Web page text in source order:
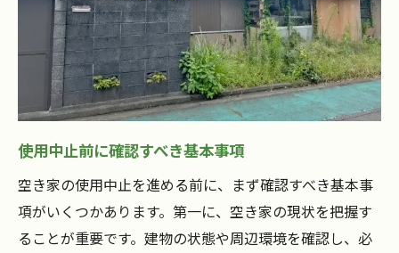
使用中止前に確認すべき基本事項
空き家の使用中止を進める前に、まず確認すべき基本事
項がいくつかあります。第一に、空き家の現状を把握す
ることが重要です。建物の状態や周辺環境を確認し、必